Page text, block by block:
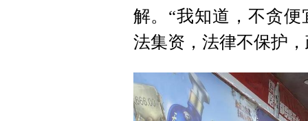
解。“我知道，不贪
法集资，法律不保护